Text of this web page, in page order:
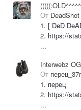
От DeadShot
1. [ DeD
2. https://
...
Interwebz
От
1. перец
2. https://
...